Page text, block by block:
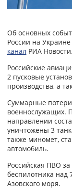
Об основных
России на Украине
канал РИА Новости.
Российские
2 пусковые
производства, а
Суммарные потери
военнослужащих.
направлении
уничтожены 3
также миномет,
автомобиль.
Российская ПВО
беспилотника над
Азовского моря.